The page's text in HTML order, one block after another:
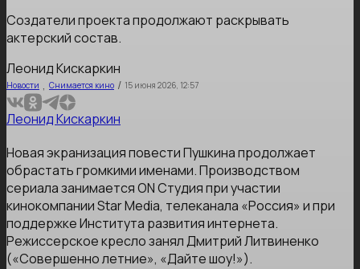
Создатели проекта продолжают раскрывать
актерский состав.
Леонид Кискаркин
Новости , Снимается кино / 15 июня 2026, 12:57
Леонид Кискаркин
Новая экранизация повести Пушкина продолжает
обрастать громкими именами. Производством
сериала занимается ON Студия при участии
кинокомпании Star Media, телеканала «Россия» и при
поддержке Института развития интернета.
Режиссерское кресло занял Дмитрий Литвиненко
(«Совершенно летние», «Дайте шоу!»).